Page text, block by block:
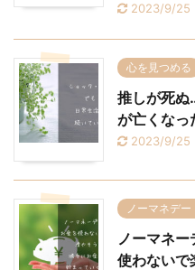
2023/9/25
心を見つめる
推しが死
が亡くなっ
2023/9/25
ノーマネデー
ノーマネ
使わないで